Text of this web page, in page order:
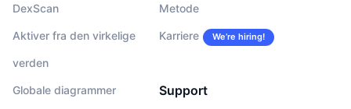
DexScan
Aktiver fra den virkelige
verden
Globale diagrammer
Metode
Karriere We’re hiring!
Support